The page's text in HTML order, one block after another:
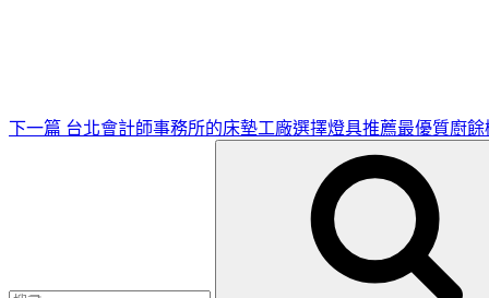
下一篇 台北會計師事務所的床墊工廠選擇燈具推薦最優質廚餘